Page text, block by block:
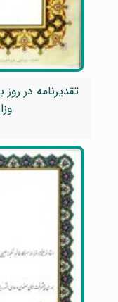
تقدیرنامه در